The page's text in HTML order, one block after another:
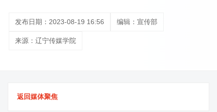
发布日期：2023-08-19 16:56 编辑：宣传部
来源：辽宁传媒学院
返回媒体聚焦